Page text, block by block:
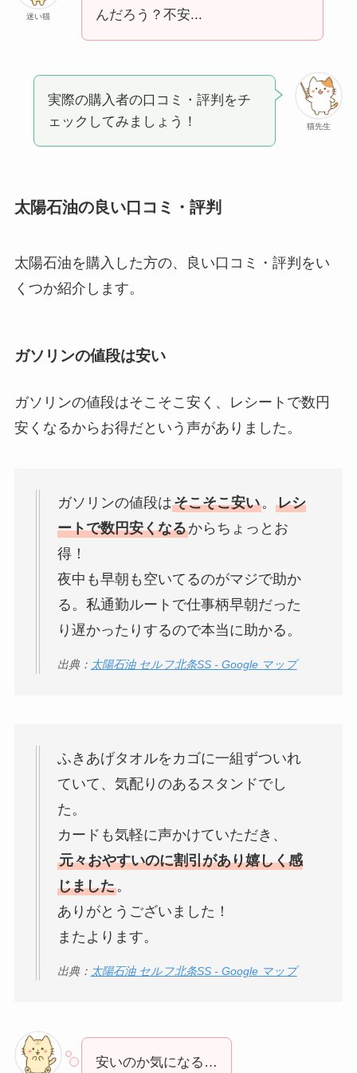
迷い猫
んだろう？不安...
猫先生
実際の購入者の口コミ・評判をチ
ェックしてみましょう！
太陽石油の良い口コミ・評判
太陽石油を購入した方の、良い口コミ・評判をい
くつか紹介します。
ガソリンの値段は安い
ガソリンの値段はそこそこ安く、レシートで数円
安くなるからお得だという声がありました。
ガソリンの値段はそこそこ安い。 レシ
ートで数円安くなるからちょっとお
得！
夜中も早朝も空いてるのがマジで助か
る。私通勤ルートで仕事柄早朝だった
り遅かったりするので本当に助かる。
出典： 太陽石油 セルフ北条SS - Google マップ
ふきあげタオルをカゴに一組ずついれ
ていて、気配りのあるスタンドでし
た。
カードも気軽に声かけていただき、
元々おやすいのに割引があり嬉しく感
じました。
ありがとうございました！
またよります。
出典： 太陽石油 セルフ北条SS - Google マップ
安いのか気になる…